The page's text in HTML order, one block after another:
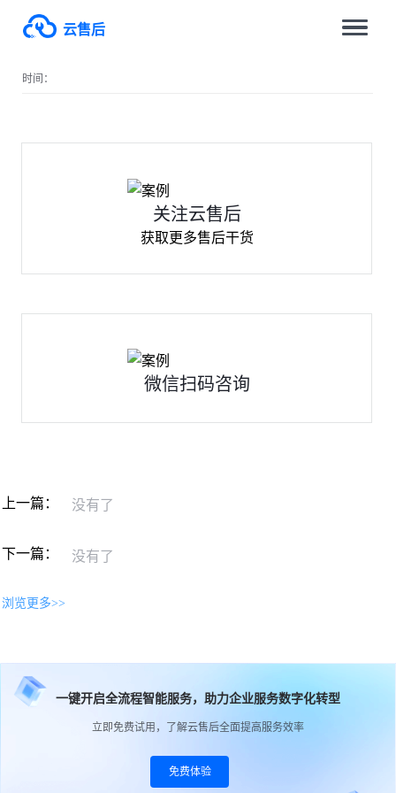
云售后
时间：
关注云售后
获取更多售后干货
微信扫码咨询
上一篇： 没有了
下一篇： 没有了
浏览更多>>
一键开启全流程智能服务，助力企业服务数字化转型
立即免费试用，了解云售后全面提高服务效率
免费体验